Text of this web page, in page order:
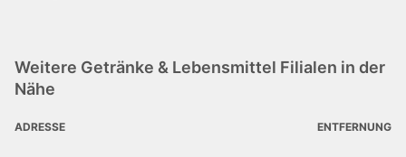
Weitere Getränke & Lebensmittel Filialen in der
Nähe
ADRESSE ENTFERNUNG